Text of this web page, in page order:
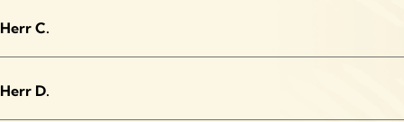
Staat und Psychotherapie
Herr C.
Herr D.